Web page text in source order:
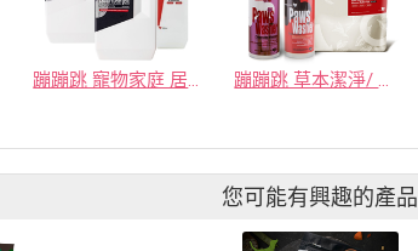
蹦蹦跳 寵物家庭 居家潔淨( 地板清潔劑&除毛洗衣精&泡沫洗碗精 ) 蹦蹦跳 草本潔淨/ 快樂腳-清潔慕斯 (貓用/ 犬用)
您可能有興趣的產品